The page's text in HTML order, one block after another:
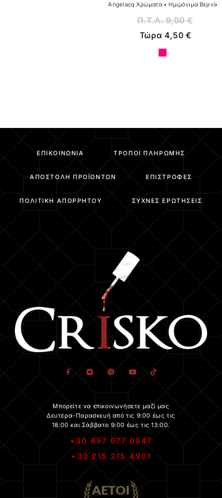
Angelacq Χρώματα• Ημιμόνιμα
Π.Τ.Λ.9,00€
Τώρα 4,50€
ΕΠΙΚΟΙΝΩΝΊΑ ΤΡΌΠΟΙ ΠΛΗΡΩΜΉΣ
ΑΠΟΣΤΟΛΉ ΠΡΟΪΌΝΤΩΝ ΕΠΙΣΤΡΟΦΈΣ
ΠΟΛΙΤΙΚΉ ΑΠΟΡΡΉΤΟΥ ΣΥΧΝΈΣ ΕΡΩΤΉΣΕΙΣ
Μπορείτε να επικοινωνήσετε μαζί μας
Δευτέρα-Παρασκευή από τις 9:00 έως τις
18:00 και Σάββατο 9:00 έως τις 13:00.
+30 697 077 0047
+30 215 215 4901